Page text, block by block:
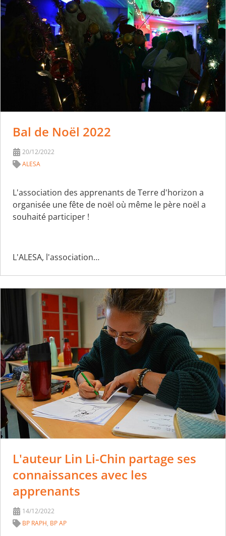
Bal de Noël 2022
20/12/2022
ALESA
L'association des apprenants de Terre d'horizon a
organisée une fête de noël où même le père noël a
souhaité participer !
L'ALESA, l'association…
L'auteur Lin Li-Chin partage ses
connaissances avec les
apprenants
14/12/2022
BP RAPH, BP AP